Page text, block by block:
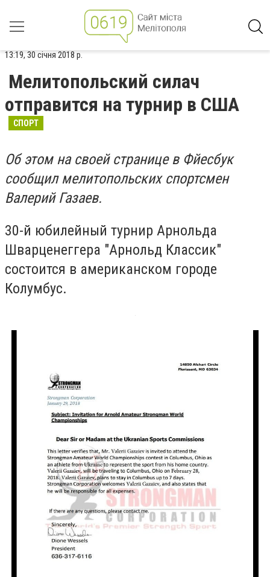
13:19, 30 січня 2018 р.
Мелитопольский силач
отправится на турнир в США
СПОРТ
Об этом на своей странице в Фйесбук
сообщил мелитопольских спортсмен
Валерий Газаев.
30-й юбилейный турнир Арнольда
Шварценеггера "Арнольд Классик"
состоится в американском городе
Колумбус.